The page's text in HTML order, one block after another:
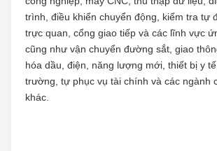
trình, điều khiển chuyển động, kiểm tra tự
trực quan, cổng giao tiếp và các lĩnh vực
cũng như vận chuyển đường sắt, giao
hóa dầu, điện, năng lượng mới, thiết bị y
trường, tự phục vụ tài chính và các ngành
khác.